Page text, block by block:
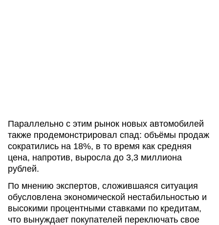
Параллельно с этим рынок новых автомобилей
также продемонстрировал спад: объёмы продаж
сократились на 18%, в то время как средняя
цена, напротив, выросла до 3,3 миллиона
рублей.
По мнению экспертов, сложившаяся ситуация
обусловлена экономической нестабильностью и
высокими процентными ставками по кредитам,
что вынуждает покупателей переключать свое